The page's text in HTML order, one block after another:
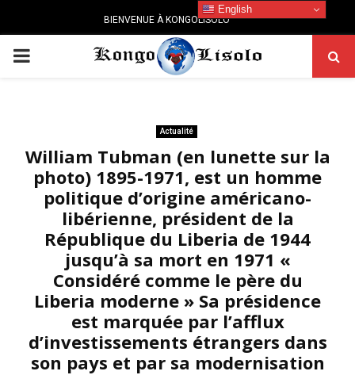
BIENVENUE À KONGOLISOLO
PRIMARY
Actualité
William Tubman (en lunette sur la
photo) 1895-1971, est un homme
politique d’origine américano-
libérienne, président de la
République du Liberia de 1944
jusqu’à sa mort en 1971 «
Considéré comme le père du
Liberia moderne » Sa présidence
est marquée par l’afflux
d’investissements étrangers dans
son pays et par sa modernisation
English